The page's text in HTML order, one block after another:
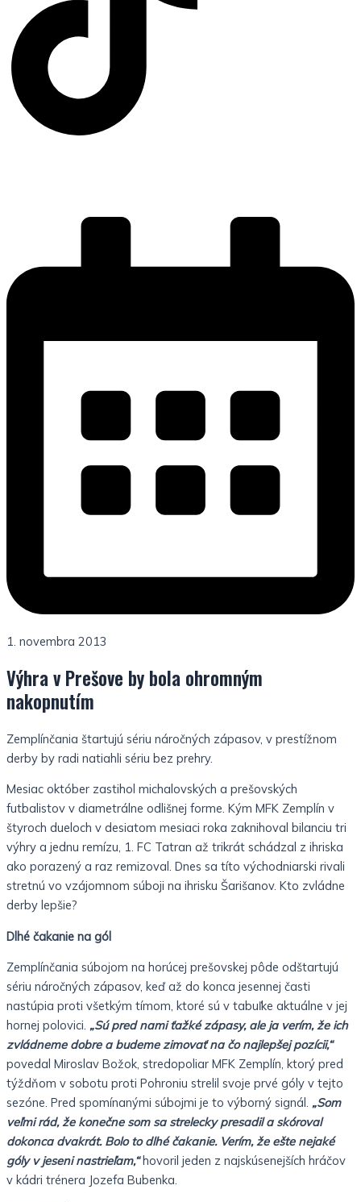
1. novembra 2013
Výhra v Prešove by bola ohromným
nakopnutím
Zemplínčania štartujú sériu náročných zápasov, v prestížnom
derby by radi natiahli sériu bez prehry.
Mesiac október zastihol michalovských a prešovských
futbalistov v diametrálne odlišnej forme. Kým MFK Zemplín v
štyroch dueloch v desiatom mesiaci roka zaknihoval bilanciu tri
výhry a jednu remízu, 1. FC Tatran až trikrát schádzal z ihriska
ako porazený a raz remizoval. Dnes sa títo východniarski rivali
stretnú vo vzájomnom súboji na ihrisku Šarišanov. Kto zvládne
derby lepšie?
Dlhé čakanie na gól
Zemplínčania súbojom na horúcej prešovskej pôde odštartujú
sériu náročných zápasov, keď až do konca jesennej časti
nastúpia proti všetkým tímom, ktoré sú v tabuľke aktuálne v jej
hornej polovici. „Sú pred nami ťažké zápasy, ale ja verím, že ich
zvládneme dobre a budeme zimovať na čo najlepšej pozícii,“
povedal Miroslav Božok, stredopoliar MFK Zemplín, ktorý pred
týždňom v sobotu proti Pohroniu strelil svoje prvé góly v tejto
sezóne. Pred spomínanými súbojmi je to výborný signál. „Som
veľmi rád, že konečne som sa strelecky presadil a skóroval
dokonca dvakrát. Bolo to dlhé čakanie. Verím, že ešte nejaké
góly v jeseni nastrieľam,“hovoril jeden z najskúsenejších hráčov
v kádri trénera Jozefa Bubenka.